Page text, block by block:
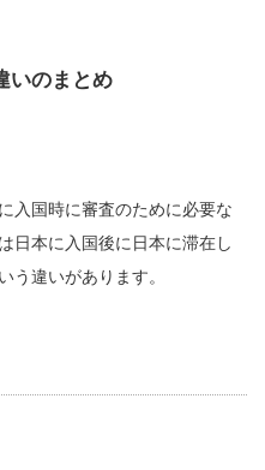
いのまとめ
入国時に審査のために必要な
日本に入国後に日本に滞在し
う違いがあります。